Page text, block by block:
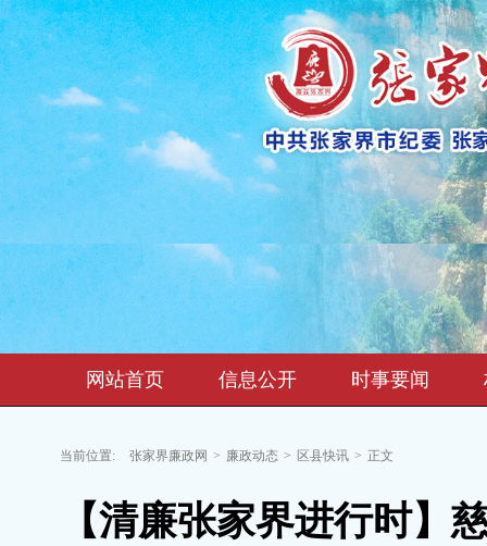
网站首页 信息公开 时事要闻
当前位置: 张家界廉政网 > 廉政动态 > 区县快讯 > 正文
【清廉张家界进行时】